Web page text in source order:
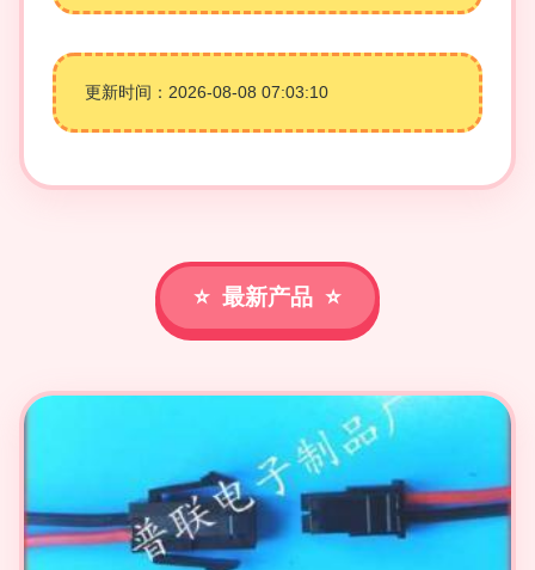
更新时间：2026-08-08 07:03:10
最新产品